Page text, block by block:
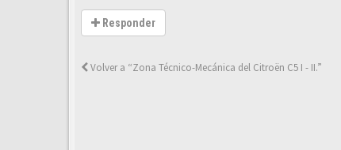
Responder
Volver a “Zona Técnico-Mecánica del Citroën C5 I - II.”